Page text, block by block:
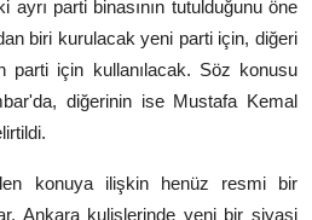
ayrı parti binasının tutulduğunu öne
biri kurulacak yeni parti için, diğeri
parti için kullanılacak. Söz konusu
diğerinin ise Mustafa Kemal
konuya ilişkin henüz resmi bir
Ankara kulislerinde yeni bir siyasi